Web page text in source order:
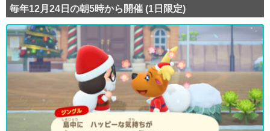
毎年12月24日の朝5時から開催 (1日限定)